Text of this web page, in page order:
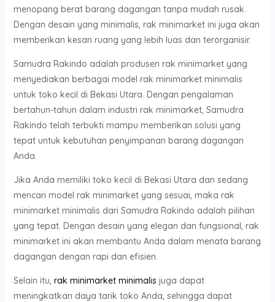
menopang berat barang dagangan tanpa mudah rusak.
Dengan desain yang minimalis, rak minimarket ini juga akan
memberikan kesan ruang yang lebih luas dan terorganisir.
Samudra Rakindo adalah produsen rak minimarket yang
menyediakan berbagai model rak minimarket minimalis
untuk toko kecil di Bekasi Utara. Dengan pengalaman
bertahun-tahun dalam industri rak minimarket, Samudra
Rakindo telah terbukti mampu memberikan solusi yang
tepat untuk kebutuhan penyimpanan barang dagangan
Anda.
Jika Anda memiliki toko kecil di Bekasi Utara dan sedang
mencari model rak minimarket yang sesuai, maka rak
minimarket minimalis dari Samudra Rakindo adalah pilihan
yang tepat. Dengan desain yang elegan dan fungsional, rak
minimarket ini akan membantu Anda dalam menata barang
dagangan dengan rapi dan efisien.
Selain itu, rak minimarket minimalis juga dapat
meningkatkan daya tarik toko Anda, sehingga dapat